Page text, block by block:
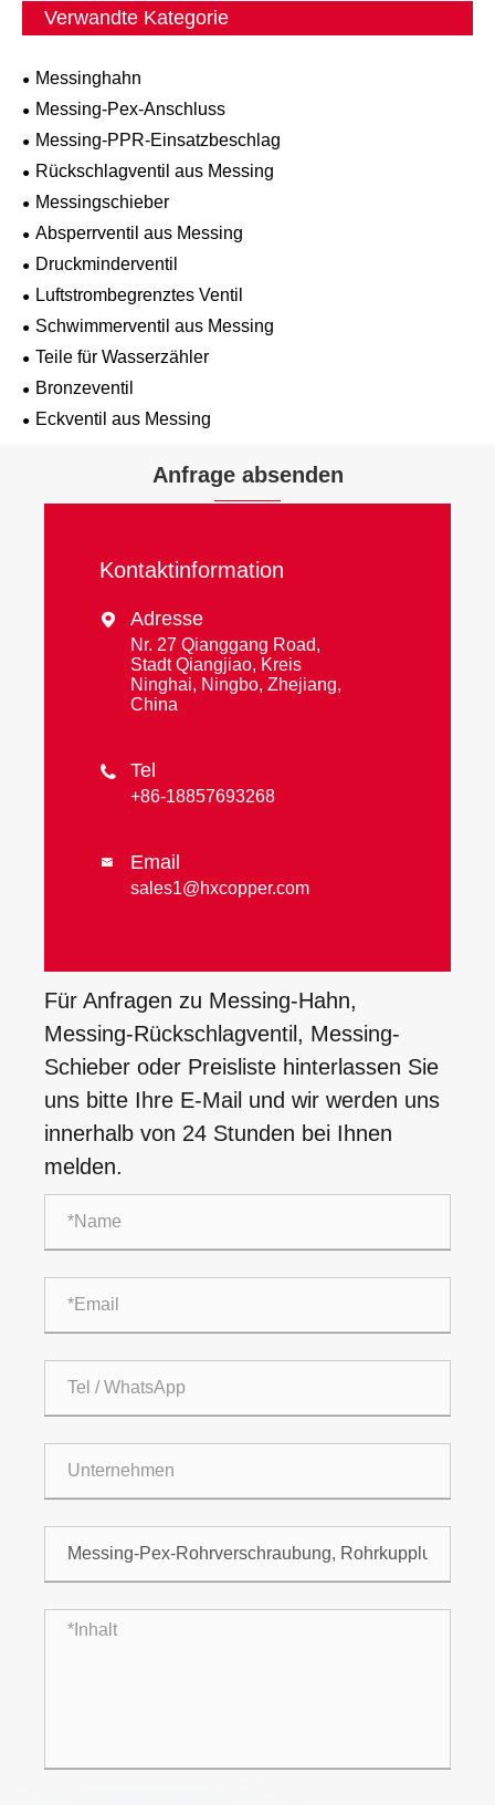
Verwandte Kategorie
Messinghahn
Messing-Pex-Anschluss
Messing-PPR-Einsatzbeschlag
Rückschlagventil aus Messing
Messingschieber
Absperrventil aus Messing
Druckminderventil
Luftstrombegrenztes Ventil
Schwimmerventil aus Messing
Teile für Wasserzähler
Bronzeventil
Eckventil aus Messing
Anfrage absenden
Kontaktinformation
 Adresse
Nr. 27 Qianggang Road,
Stadt Qiangjiao, Kreis
Ninghai, Ningbo, Zhejiang,
China
 Tel
+86-18857693268
 Email
sales1@hxcopper.com
Für Anfragen zu Messing-Hahn,
Messing-Rückschlagventil, Messing-
Schieber oder Preisliste hinterlassen Sie
uns bitte Ihre E-Mail und wir werden uns
innerhalb von 24 Stunden bei Ihnen
melden.